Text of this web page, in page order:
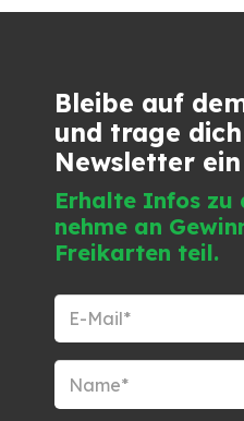
Bleibe auf
und trage
Newsletter ein
Erhalte Infos zu
nehme an
Freikarten teil.